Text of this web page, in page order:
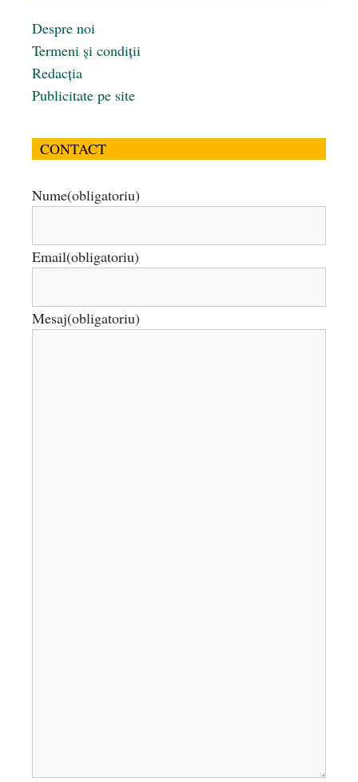
Despre noi
Termeni și condiții
Redacția
Publicitate pe site
CONTACT
Nume(obligatoriu)
Email(obligatoriu)
Mesaj(obligatoriu)